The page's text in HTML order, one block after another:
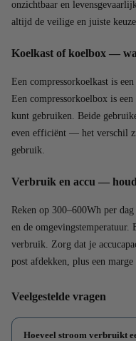
onzichtbaar en
altijd de veilige en juiste
Koelkast of koelbox —
Een compressorkoelkast is
Een compressorkoelbox is
kunt gebruiken. Beide
even efficiënt — het verschil
gebruik.
Verbruik en accu —
Reken op 300–600Wh per
en de
verbruik. Zorg dat je
post afdekken, plus een
Veelgestelde vragen
Hoeveel stroom verbruikt